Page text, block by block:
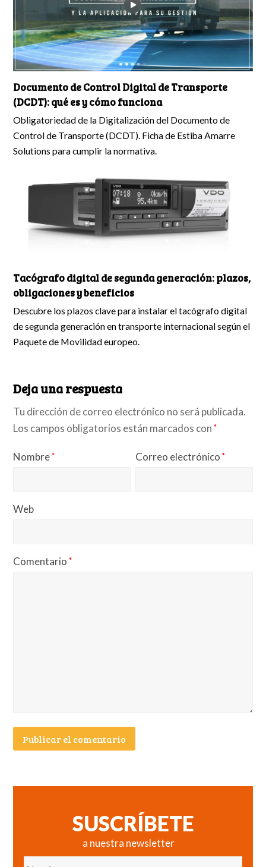
Documento de Control Digital de Transporte
(DCDT): qué es y cómo funciona
Obligatoriedad de la Digitalización del Documento de
Control de Transporte (DCDT). Ficha de Estiba Amarre
Solutions para cumplir la normativa.
Tacógrafo digital de segunda generación: plazos,
obligaciones y beneficios
Descubre los plazos clave para instalar el tacógrafo digital
de segunda generación en transporte internacional según el
Paquete de Movilidad europeo.
Deja una respuesta
Tu dirección de correo electrónico no será publicada.
Los campos obligatorios están marcados con*
Nombre* Correo electrónico*
Web
Comentario*
SUSCRÍBETE
a nuestra newsletter
Nombre